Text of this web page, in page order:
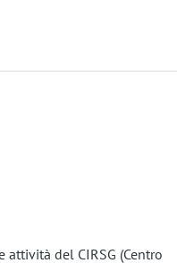
del CIRSG (Centro